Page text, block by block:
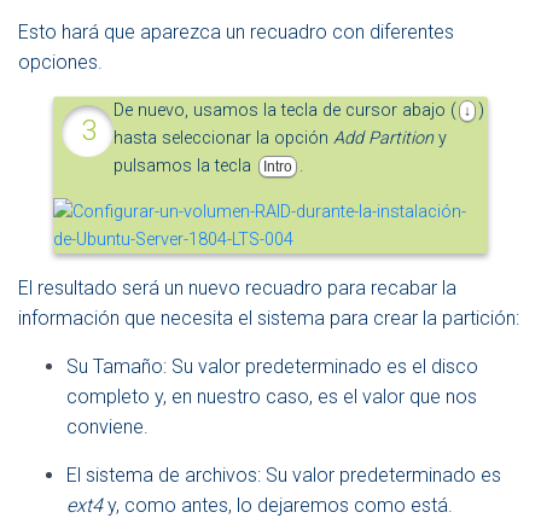
Esto hará que aparezca un recuadro con diferentes
opciones.
De nuevo, usamos la tecla de cursor abajo ( ↓
)
hasta seleccionar la opciónAdd Partitiony
pulsamos la tecla
Intro .
El resultado será un nuevo recuadro para recabar la
información que necesita el sistema para crear la partición:
Su Tamaño: Su valor predeterminado es el disco
completo y, en nuestro caso, es el valor que nos
conviene.
El sistema de archivos: Su valor predeterminado es
ext4y, como antes, lo dejaremos como está.